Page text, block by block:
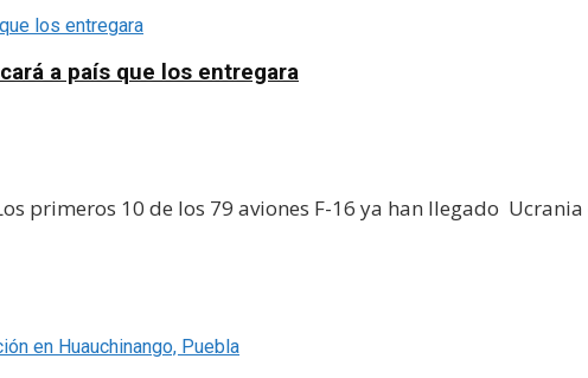
a país que los entregara
primeros 10 de los 79 aviones F-16 ya han llegado